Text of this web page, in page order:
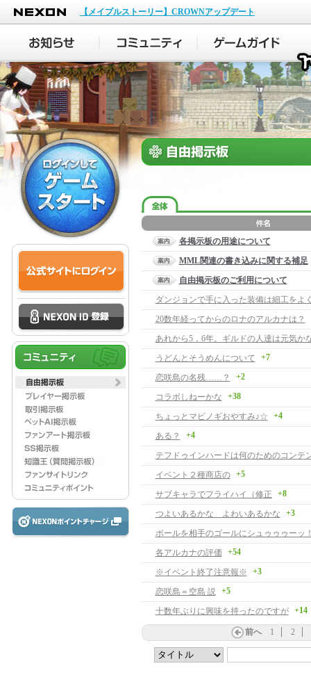
NEXON
【メイプルストーリー】CROWNアップデート
各掲示板の用途について
MML関連の書き込みに関する補足
自由掲示板のご利用について
ダンジョンで手に入った装備は細工をよ
20数年経ってからのロナのアルカナは？
あれから5，6年。ギルドの人達は元気か
うどんとそうめんについて
+7
恋咲島の名残……？ +2
コラボしねーかな +38
ちょっとマビノギおやすみ♪☆ +4
ある？ +4
テフドゥインハードは何のためのコンテ
イベント２種商店の
+5
サブキャラでフライハイ（修正 +8
つよいあるかな よわいあるかな +3
ボールを相手のゴールにシュゥゥゥーッ
各アルカナの評価
+54
※イベント終了注意報※ +3
恋咲島＝空島 説 +5
十数年ぶりに興味を持ったのですが +14
前へ 1 2